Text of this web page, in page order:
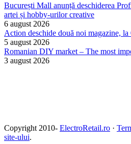
București Mall anunță deschiderea
artei și hobby-urilor creative
6 august 2026
Action deschide două noi magazine,
5 august 2026
Romanian DIY market – The most
3 august 2026
Copyright 2010- ElectroRetail.ro ·
site-ului.